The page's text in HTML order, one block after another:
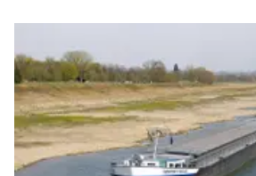
Laatste nieuws